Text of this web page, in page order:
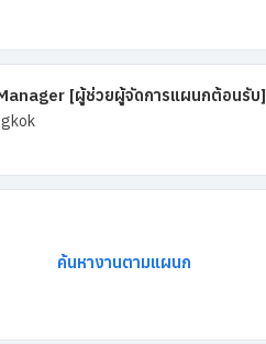
[ผู้ช่วยผู้จัดการแผนกต้อนรับ]
ค้นหางานตามแผนก